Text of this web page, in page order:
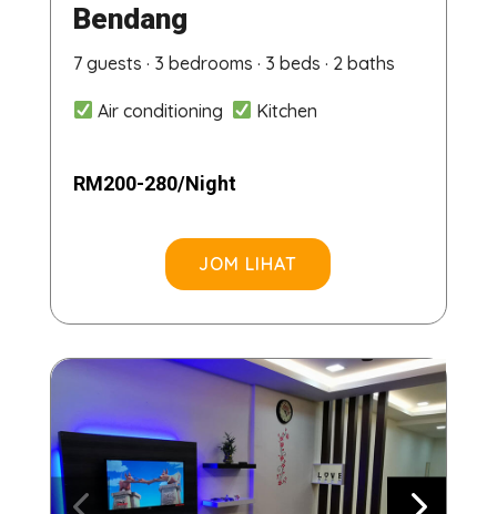
Bendang
7 guests · 3 bedrooms · 3 beds · 2 baths
Air conditioning Kitchen
RM200-280/Night
JOM LIHAT